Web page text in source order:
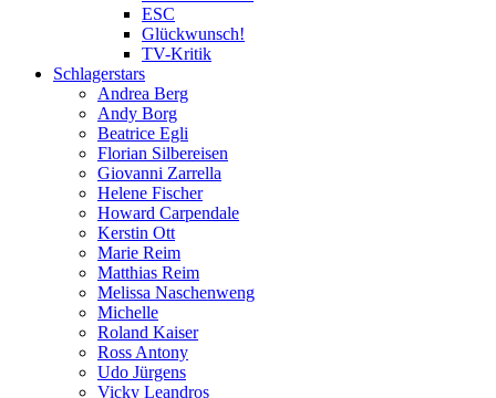
ESC
Glückwunsch!
TV-Kritik
Schlagerstars
Andrea Berg
Andy Borg
Beatrice Egli
Florian Silbereisen
Giovanni Zarrella
Helene Fischer
Howard Carpendale
Kerstin Ott
Marie Reim
Matthias Reim
Melissa Naschenweng
Michelle
Roland Kaiser
Ross Antony
Udo Jürgens
Vicky Leandros